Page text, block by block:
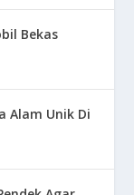
Bekas
Alam Unik Di